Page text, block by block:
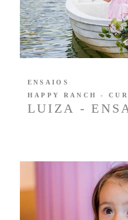
LUIZA -
ENSAIOS
HAPPY RANCH -